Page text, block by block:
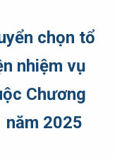
chọn tổ
nhiệm vụ
Chương
2025